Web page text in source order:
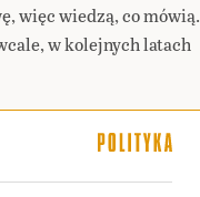
więc wiedzą, co mówią.
w kolejnych latach